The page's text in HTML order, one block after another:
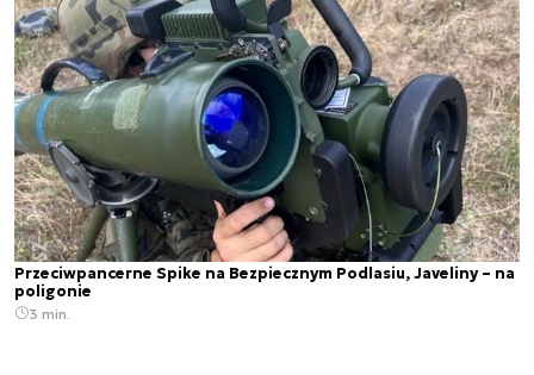
Przeciwpancerne Spike na Bezpiecznym Podlasiu, Javeliny – na
poligonie
3 min.